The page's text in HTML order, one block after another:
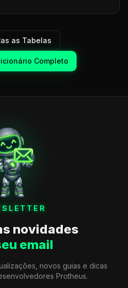
as Tabelas
Completo
novidades
email
novos guias e dicas
Protheus.